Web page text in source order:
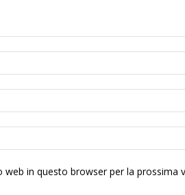
web in questo browser per la prossima